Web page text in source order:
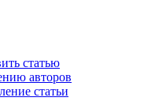
статью
авторов
статьи